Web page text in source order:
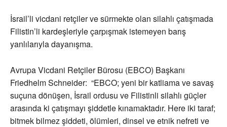
İsrail’li vicdani retçiler ve sürmekte olan silahlı çatışmada
Filistin’li kardeşleriyle çarpışmak istemeyen barış
yanlılarıyla dayanışma.
Avrupa Vicdani Retçiler Bürosu (EBCO) Başkanı
Friedhelm Schneider: “EBCO; yeni bir katliama ve savaş
suçuna dönüşen, İsrail ordusu ve Filistinli silahlı güçler
arasında ki çatışmayı şiddetle kınamaktadır. Here iki taraf;
bitmek bilmez şiddeti, ölümleri, dinsel ve etnik nefreti ve